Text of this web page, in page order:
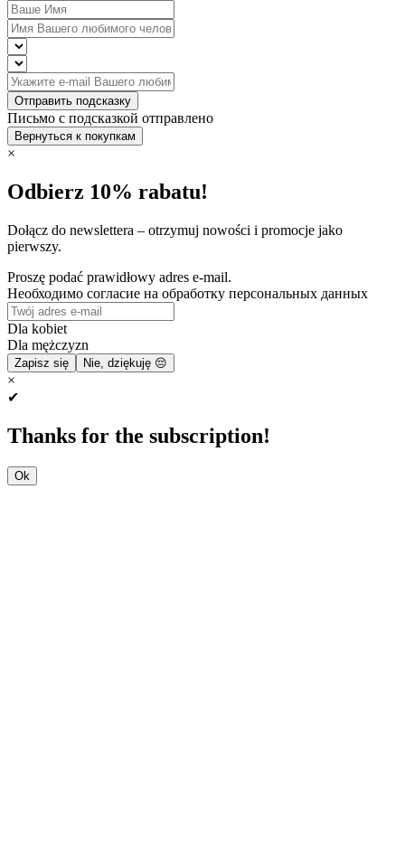
Отправить подсказку
Письмо с подсказкой отправлено
Вернуться к покупкам
×
Odbierz 10% rabatu!
Dołącz do newslettera – otrzymuj nowości i promocje jako
pierwszy.
Proszę podać prawidłowy adres e-mail.
Необходимо согласие на обработку персональных данных
Dla kobiet
Dla mężczyzn
Zapisz się Nie, dziękuję 😔
×
✔
Thanks for the subscription!
Ok